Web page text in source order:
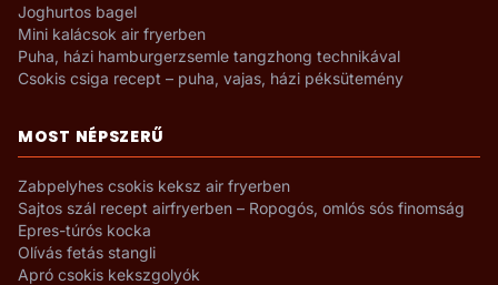
Joghurtos bagel
Mini kalácsok air fryerben
Puha, házi hamburgerzsemle tangzhong technikával
Csokis csiga recept – puha, vajas, házi péksütemény
MOST NÉPSZERŰ
Zabpelyhes csokis keksz air fryerben
Sajtos szál recept airfryerben – Ropogós, omlós sós finomság
Epres-túrós kocka
Olívás fetás stangli
Apró csokis kekszgolyók